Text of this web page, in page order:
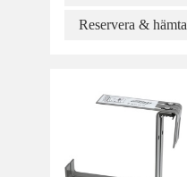
Reservera & hämta